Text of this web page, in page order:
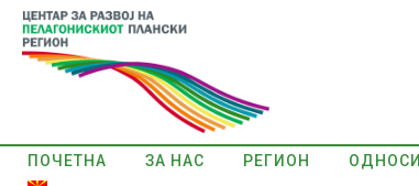
ПОЧЕТНА ЗА НАС РЕГИОН